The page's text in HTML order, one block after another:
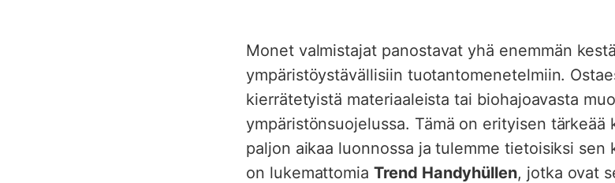
Monet valmistajat panostavat yhä enemmän
ympäristöystävällisiin tuotantomenetelmiin.
kierrätetyistä materiaaleista tai biohajoavasta
ympäristönsuojelussa. Tämä on erityisen tärkeää
paljon aikaa luonnossa ja tulemme tietoisiksi sen
on lukemattomiaTrend Handyhüllen, jotka ovat